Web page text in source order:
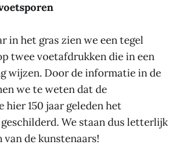
in het gras zien we een tegel
twee voetafdrukken die in een
wijzen. Door de informatie in de
we te weten dat de
hier 150 jaar geleden het
We staan dus letterlijk
de kunstenaars!